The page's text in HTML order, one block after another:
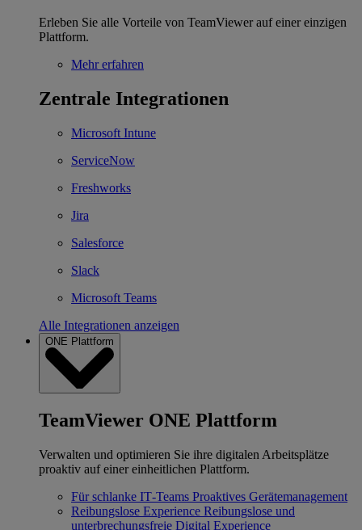
Erleben Sie alle Vorteile von TeamViewer auf einer einzigen
Plattform.
Mehr erfahren
Zentrale Integrationen
Microsoft Intune
ServiceNow
Freshworks
Jira
Salesforce
Slack
Microsoft Teams
Alle Integrationen anzeigen
ONE Plattform
TeamViewer ONE Plattform
Verwalten und optimieren Sie ihre digitalen Arbeitsplätze
proaktiv auf einer einheitlichen Plattform.
Für schlanke IT‐Teams Proaktives Gerätemanagement
Reibungslose Experience Reibungslose und
unterbrechungsfreie Digital Experience